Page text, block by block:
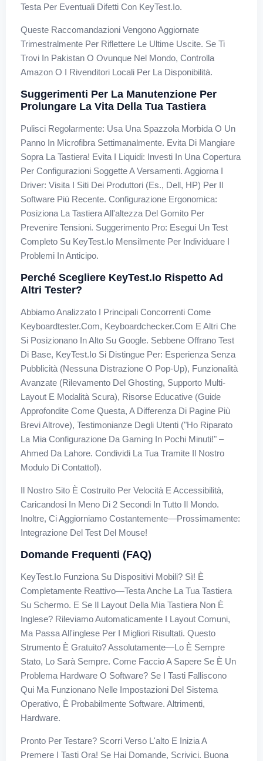
Testa Per Eventuali Difetti Con KeyTest.io.
Queste Raccomandazioni Vengono Aggiornate
Trimestralmente Per Riflettere Le Ultime Uscite. Se Ti
Trovi In Pakistan O Ovunque Nel Mondo, Controlla
Amazon O I Rivenditori Locali Per La Disponibilità.
Suggerimenti Per La Manutenzione Per
Prolungare La Vita Della Tua Tastiera
Pulisci Regolarmente: Usa Una Spazzola Morbida O Un
Panno In Microfibra Settimanalmente. Evita Di Mangiare
Sopra La Tastiera! Evita I Liquidi: Investi In Una Copertura
Per Configurazioni Soggette A Versamenti. Aggiorna I
Driver: Visita I Siti Dei Produttori (es., Dell, HP) Per Il
Software Più Recente. Configurazione Ergonomica:
Posiziona La Tastiera All'altezza Del Gomito Per
Prevenire Tensioni. Suggerimento Pro: Esegui Un Test
Completo Su KeyTest.io Mensilmente Per Individuare I
Problemi In Anticipo.
Perché Scegliere KeyTest.io Rispetto Ad
Altri Tester?
Abbiamo Analizzato I Principali Concorrenti Come
Keyboardtester.com, Keyboardchecker.com E Altri Che
Si Posizionano In Alto Su Google. Sebbene Offrano Test
Di Base, KeyTest.io Si Distingue Per: Esperienza Senza
Pubblicità (Nessuna Distrazione O Pop-Up), Funzionalità
Avanzate (Rilevamento Del Ghosting, Supporto Multi-
Layout E Modalità Scura), Risorse Educative (Guide
Approfondite Come Questa, A Differenza Di Pagine Più
Brevi Altrove), Testimonianze Degli Utenti ("Ho Riparato
La Mia Configurazione Da Gaming In Pochi Minuti!" –
Ahmed Da Lahore. Condividi La Tua Tramite Il Nostro
Modulo Di Contatto!).
Il Nostro Sito È Costruito Per Velocità E Accessibilità,
Caricandosi In Meno Di 2 Secondi In Tutto Il Mondo.
Inoltre, Ci Aggiorniamo Costantemente—Prossimamente:
Integrazione Del Test Del Mouse!
Domande Frequenti (FAQ)
KeyTest.io Funziona Su Dispositivi Mobili? Sì! È
Completamente Reattivo—Testa Anche La Tua Tastiera
Su Schermo. E Se Il Layout Della Mia Tastiera Non È
Inglese? Rileviamo Automaticamente I Layout Comuni,
Ma Passa All'inglese Per I Migliori Risultati. Questo
Strumento È Gratuito? Assolutamente—Lo È Sempre
Stato, Lo Sarà Sempre. Come Faccio A Sapere Se È Un
Problema Hardware O Software? Se I Tasti Falliscono
Qui Ma Funzionano Nelle Impostazioni Del Sistema
Operativo, È Probabilmente Software. Altrimenti,
Hardware.
Pronto Per Testare? Scorri Verso L'alto E Inizia A
Premere I Tasti Ora! Se Hai Domande, Scrivici. Buona